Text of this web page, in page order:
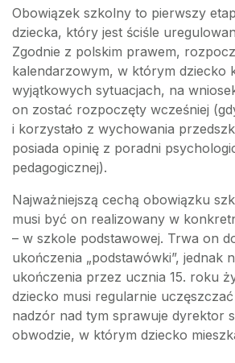
Obowiązek szkolny to pierwszy
dziecka, który jest ściśle
Zgodnie z polskim prawem,
kalendarzowym, w którym dziecko
wyjątkowych sytuacjach, na
on zostać rozpoczęty wcześniej
i korzystało z wychowania
posiada opinię z poradni
pedagogicznej).
Najważniejszą cechą obowiązku
musi być on realizowany w
– w szkole podstawowej. Trwa on
ukończenia „podstawówki”, jednak
ukończenia przez ucznia 15. roku
dziecko musi regularnie
nadzór nad tym sprawuje dyrektor
obwodzie, w którym dziecko